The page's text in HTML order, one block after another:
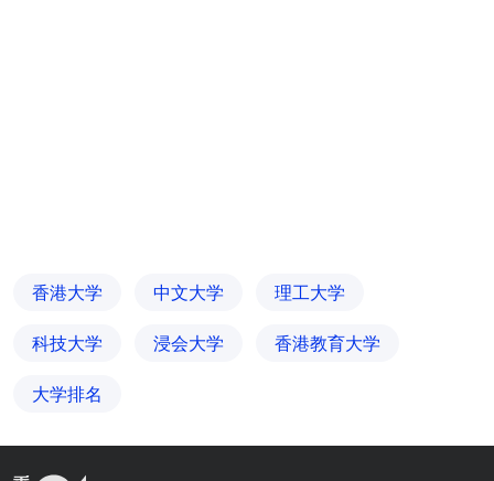
香港大学 中文大学 理工大学
科技大学 浸会大学 香港教育大学
大学排名